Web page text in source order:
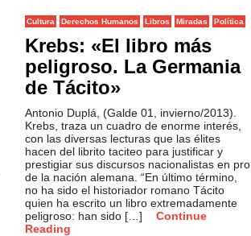
Cultura Derechos Humanos Libros Miradas Política
Krebs: «El libro más
peligroso. La Germania
de Tácito»
Antonio Duplá, (Galde 01, invierno/2013).
Krebs, traza un cuadro de enorme interés,
con las diversas lecturas que las élites
hacen del librito taciteo para justificar y
prestigiar sus discursos nacionalistas en pro
de la nación alemana. “En último término,
no ha sido el historiador romano Tácito
quien ha escrito un libro extremadamente
peligroso: han sido […]
Continue
Reading